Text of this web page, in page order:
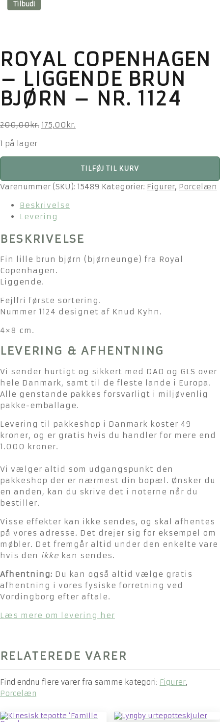
Tilbud!
ROYAL COPENHAGEN
– LIGGENDE BRUN
BJØRN – NR. 1124
200,00kr. Den
var:
200,00kr..
175,00 kr.
er:
175,00kr..
1 på lager
Royal
-
brun
bjørn
nr.
antal
TILFØJ TIL KURV
Varenummer (SKU): 15489 Kategorier: Figurer, Porcelæn
Beskrivelse
Levering
BESKRIVELSE
Fin lille brun bjørn (bjørneunge) fra Royal
Copenhagen.
Liggende.
Fejlfri første sortering.
Nummer 1124 designet af Knud Kyhn.
4×8 cm.
LEVERING & AFHENTNING
Vi sender hurtigt og sikkert med DAO og GLS over
hele Danmark, samt til de fleste lande i Europa.
Alle genstande pakkes forsvarligt i miljøvenlig
pakke-emballage.
Levering til pakkeshop i Danmark koster 49
kroner, og er gratis hvis du handler for mere end
1.000 kroner.
Vi vælger altid som udgangspunkt den
pakkeshop der er nærmest din bopæl. Ønsker du
en anden, kan du skrive det i noterne når du
bestiller.
Visse effekter kan ikke sendes, og skal afhentes
på vores adresse. Det drejer sig for eksempel om
møbler. Det fremgår altid under den enkelte vare
hvis den ikke kan sendes.
Afhentning: Du kan også altid vælge gratis
afhentning i vores fysiske forretning ved
Vordingborg efter aftale.
Læs mere om levering her
RELATEREDE VARER
Find endnu flere varer fra samme kategori: Figurer,
Porcelæn